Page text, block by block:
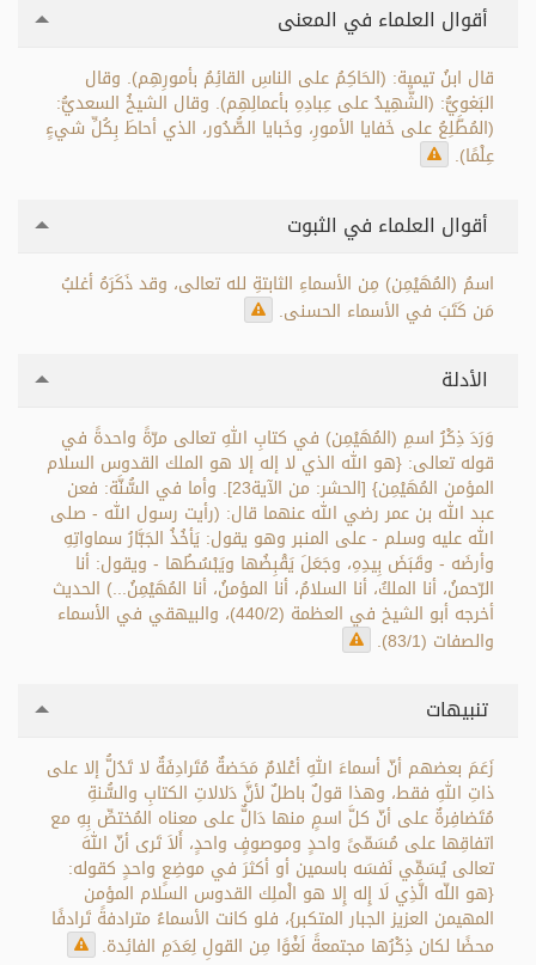
أقوال العلماء في المعنى
قال ابنُ تيمية: (الحَاكِمُ على الناسِ القائِمُ بأمورِهِم). وقال
البَغويُّ: (الشَّهِيدُ على عِبادِهِ بأعمالِهِم). وقال الشيخُ السعديُّ:
(المُطَّلِعُ على خَفايا الأمورِ، وخَبايا الصُّدُور، الذي أحاطَ بِكُلِّ شيءٍ
عِلْمًا).
أقوال العلماء في الثبوت
اسمُ (المُهَيْمِن) مِن الأسماءِ الثابتةِ لله تعالى، وقد ذَكَرَهُ أغلبُ
مَن كَتَبَ في الأسماء الحسنى.
الأدلة
وَرَدَ ذِكْرُ اسمِ (المُهَيْمِن) في كتابِ اللهِ تعالى مرّةً واحدةً في
قوله تعالى: {هو الله الذي لا إله إلا هو الملك القدوس السلام
المؤمن المُهَيْمِن} [الحشر: من الآية23]. وأما في السُّنَّة: فعن
عبد الله بن عمر رضي الله عنهما قال: (رأيت رسول الله - صلى
الله عليه وسلم - على المنبر وهو يقول: يَأخُذُ الجَبَّارُ سماواتِهِ
وأرضَه - وقَبَضَ بِيدِهِ، وجَعَلَ يَقْبِضُها ويَبْسُطُها - ويقول: أنا
الرّحمنُ، أنا الملكُ، أنا السلامُ، أنا المؤمنُ، أنا المُهَيْمِنُ...) الحديث
أخرجه أبو الشيخ في العظمة (440/2)، والبيهقي في الأسماء
والصفات (83/1).
تنبيهات
زَعَمَ بعضهم أنّ أسماءَ اللهِ أعْلامٌ مَحَضةٌ مُتَرادِفَةٌ لا تَدُلُّ إلا على
ذاتِ اللهِ فقط، وهذا قولٌ باطلٌ لأنَّ دَلالاتِ الكتابِ والسُّنةِ
مُتَضافِرةٌ على أنّ كلَّ اسمٍ منها دَالٌّ على معناه المُختصِّ بِهِ مع
اتفاقِها على مُسَمّىً واحدٍ وموصوفٍ واحدٍ، أَلاَ تَرى أنّ اللهَ
تعالى يُسَمِّي نَفسَه باسمين أو أكثرَ في موضِعٍ واحدٍ كقوله:
{هو اللّه الَّذِي لَا إِله إِلا هو الْملِك القدوس السلام المؤمن
المهيمن العزيز الجبار المتكبر}، فلو كانت الأسماءُ مترادفةً تَرادفًا
محضًا لكان ذِكْرُها مجتمعةً لَغْوًا مِن القولِ لِعَدَمِ الفائِدة.